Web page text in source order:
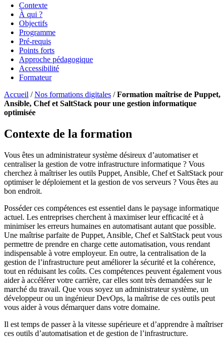
Contexte
À qui ?
Objectifs
Programme
Pré-requis
Points forts
Approche pédagogique
Accessibilité
Formateur
Accueil /Nos formations digitales /Formation maîtrise de Puppet,
Ansible, Chef et SaltStack pour une gestion informatique
optimisée
Contexte de la formation
Vous êtes un administrateur système désireux d’automatiser et
centraliser la gestion de votre infrastructure informatique ? Vous
cherchez à maîtriser les outils Puppet, Ansible, Chef et SaltStack pour
optimiser le déploiement et la gestion de vos serveurs ? Vous êtes au
bon endroit.
Posséder ces compétences est essentiel dans le paysage informatique
actuel. Les entreprises cherchent à maximiser leur efficacité et à
minimiser les erreurs humaines en automatisant autant que possible.
Une maîtrise parfaite de Puppet, Ansible, Chef et SaltStack peut vous
permettre de prendre en charge cette automatisation, vous rendant
indispensable à votre employeur. En outre, la centralisation de la
gestion de l’infrastructure peut améliorer la sécurité et la cohérence,
tout en réduisant les coûts. Ces compétences peuvent également vous
aider à accélérer votre carrière, car elles sont très demandées sur le
marché du travail. Que vous soyez un administrateur système, un
développeur ou un ingénieur DevOps, la maîtrise de ces outils peut
vous aider à vous démarquer dans votre domaine.
Il est temps de passer à la vitesse supérieure et d’apprendre à maîtriser
ces outils d’automatisation et de gestion de l’infrastructure.